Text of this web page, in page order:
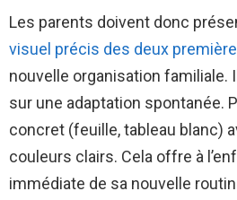
Les parents doivent donc
visuel précis des deux
nouvelle organisation familiale.
sur une adaptation spontanée.
concret (feuille, tableau blanc)
couleurs clairs. Cela offre à
immédiate de sa nouvelle